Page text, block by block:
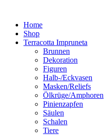
springenHome
Shop
Terracotta Impruneta
Brunnen
Dekoration
Figuren
Halb-/Eckvasen
Masken/Reliefs
Ölkrüge/Amphoren
Pinienzapfen
Säulen
Schalen
Tiere